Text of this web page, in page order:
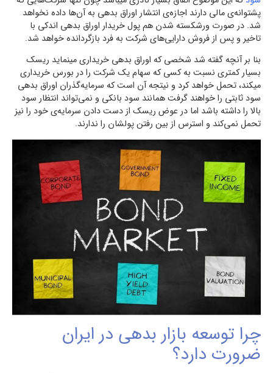
پشتوانه‌ی مالی دارند اجازه‌ی انتشار اوراق بدهی به آن‌ها داده نخواهد
شد. در صورت ورشکسته شدن هم پول خریدار اوراق بدهی اندکی با
تاخیر و پس از فروش دارایی‌های شرکت به فرد بازگردانده خواهد شد.
بنا بر آنچه گفته شد شخصی که اوراق بدهی خریداری مینماید ریسک
بسیار کمتری نسبت به کسی که سهام یک شرکت را در بورس خریداری
میکند، تحمل خواهد کرد و نیتجه آن است که سرمایه‌گذران اوراق بدهی
سود ثابتی را خواهند گرفت همانند سود بانکی و نمی‌تواند انتظار سود
بالا را داشته باشد اما در عوض ریسک از دست دادن سرمایه‌ی خود را نیز
تحمل نمی‌کند و استرس از بین رفتن پولشان را ندارند.
چرا توسعه بازار بدهی در ایران
ضرورت دارد؟